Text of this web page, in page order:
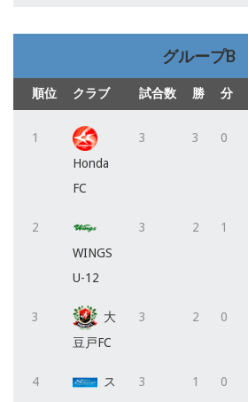
グループB
順位 クラブ 試合数 勝 分
1
Honda
FC
3 3 0
2
WINGS
U-12
3 2 1
3
大
豆戸FC
3 2 0
4
ス
3 1 0